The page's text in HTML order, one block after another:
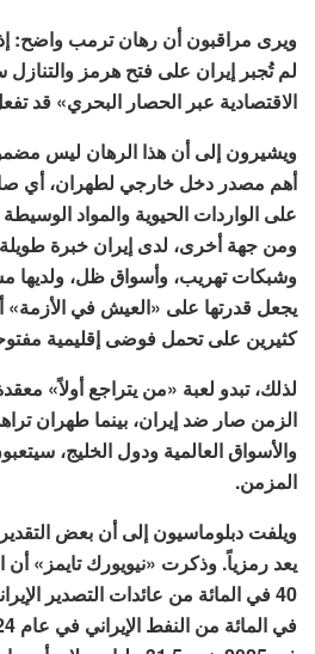
ويرى مراقبون أن رهان ترمب واضح:
لم تُجبر إيران على فتح هرمز
الاقتصادية عبر الحصار البحري» قد
ويشيرون إلى أن هذا الرهان ليس
أهم مصدر دخل خارجي لطهران، أي
على الواردات الحيوية والمواد
ومن جهة أخرى، لدى إيران خبرة
وشبكات تهريب، وأسواق ظل، ولديها
يجعل قدرتها على «العيش في
كثيرين على تحمل فوضى إقليمية
لذلك، تبدو لعبة «من يتراجع أولاً»
الزمن صار ضد إيران، بينما طهران
والأسواق العالمية ودول الخليج،
المزمن.
ويلفت دبلوماسيون إلى أن بعض
يعد رمزياً. وذكرت «نيويورك تايمز»